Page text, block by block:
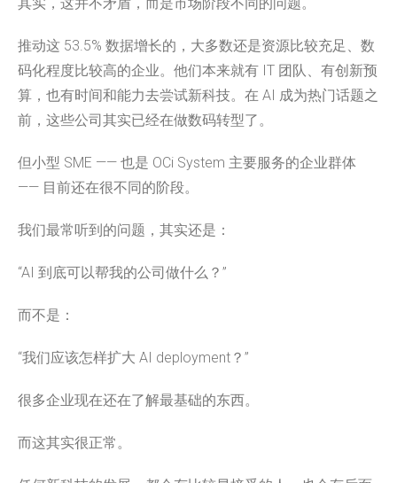
推动这 53.5% 数据增长的，大多数还是资源比较充足、数
码化程度比较高的企业。他们本来就有 IT 团队、有创新预
算，也有时间和能力去尝试新科技。在 AI 成为热门话题之
前，这些公司其实已经在做数码转型了。
但小型 SME —— 也是 OCi System 主要服务的企业群体
—— 目前还在很不同的阶段。
我们最常听到的问题，其实还是：
“AI 到底可以帮我的公司做什么？”
而不是：
“我们应该怎样扩大 AI deployment？”
很多企业现在还在了解最基础的东西。
而这其实很正常。